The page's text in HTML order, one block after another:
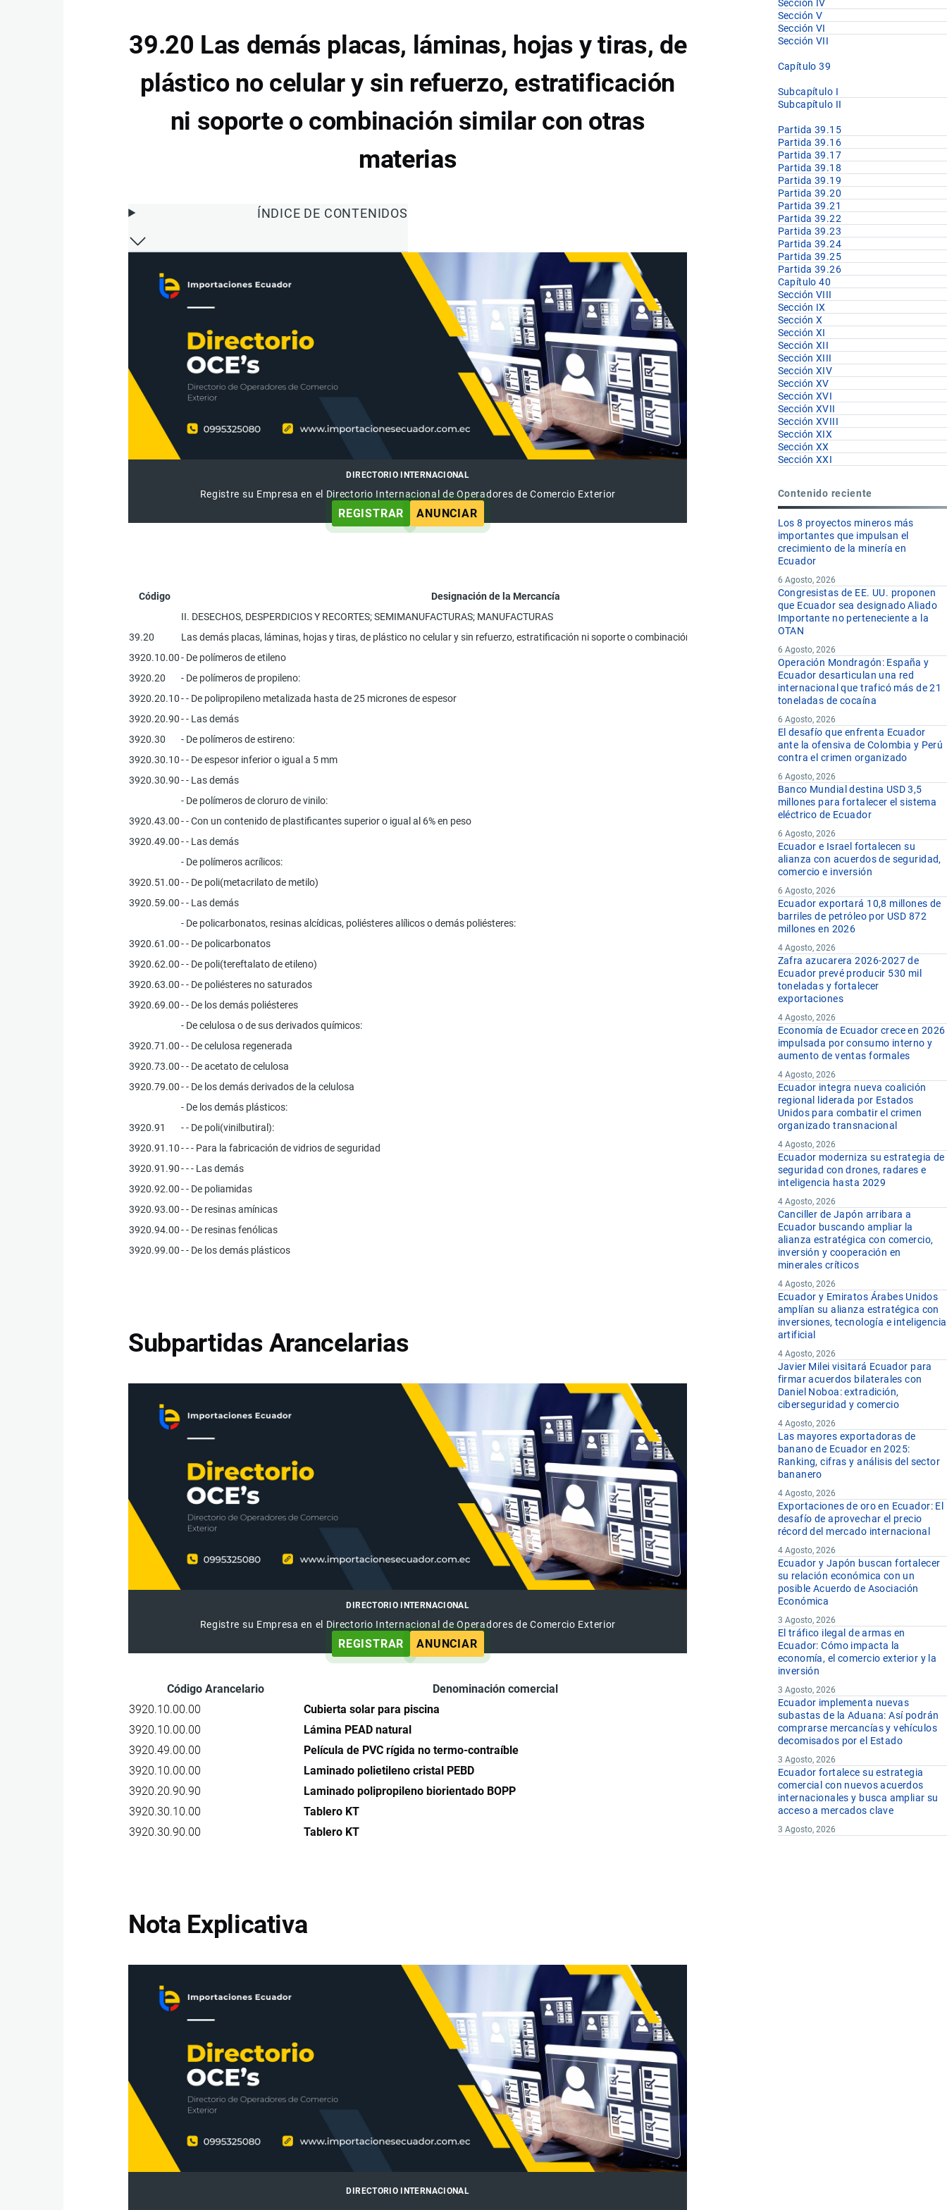
39.20 Las demás placas, láminas, hojas y tiras, de
plástico no celular y sin refuerzo, estratificación
ni soporte o combinación similar con otras
materias
ÍNDICE DE CONTENIDOS
DIRECTORIO INTERNACIONAL
Registre su Empresa en el Directorio Internacional de Operadores de Comercio Exterior
REGISTRAR ANUNCIAR
Código Designación de la Mercancía
U.F
II. DESECHOS, DESPERDICIOS Y RECORTES; SEMIMANUFACTURAS; MANUFACTURAS
39.20
Las demás placas, láminas, hojas y tiras, de plástico no celular y sin refuerzo, estratificación ni soporte o combinación similar con otras materias.
3920.10.00- De polímeros de etileno
kg
3920.20
- De polímeros de propileno:
3920.20.10- - De polipropileno metalizada hasta de 25 micrones de espesor
kg
3920.20.90- - Las demás
kg
3920.30
- De polímeros de estireno:
3920.30.10- - De espesor inferior o igual a 5 mm
kg
3920.30.90- - Las demás
kg
- De polímeros de cloruro de vinilo:
3920.43.00- - Con un contenido de plastificantes superior o igual al 6% en peso
kg
3920.49.00- - Las demás
kg
- De polímeros acrílicos:
3920.51.00- - De poli(metacrilato de metilo)
3920.59.00- - Las demás
kg
- De policarbonatos, resinas alcídicas, poliésteres alílicos o demás poliésteres:
3920.61.00- - De policarbonatos
kg
3920.62.00- - De poli(tereftalato de etileno)
kg
3920.63.00- - De poliésteres no saturados
kg
3920.69.00- - De los demás poliésteres
kg
- De celulosa o de sus derivados químicos:
3920.71.00- - De celulosa regenerada
kg
3920.73.00- - De acetato de celulosa
3920.79.00- - De los demás derivados de la celulosa
kg
- De los demás plásticos:
3920.91
- - De poli(vinilbutiral):
3920.91.10- - - Para la fabricación de vidrios de seguridad
kg
3920.91.90- - - Las demás
kg
3920.92.00- - De poliamidas
kg
3920.93.00- - De resinas amínicas
kg
3920.94.00- - De resinas fenólicas
kg
3920.99.00- - De los demás plásticos kg
Subpartidas Arancelarias
DIRECTORIO INTERNACIONAL
Registre su Empresa en el Directorio Internacional de Operadores de Comercio Exterior
REGISTRAR ANUNCIAR
Código Arancelario
Denominación comercial
3920.10.00.00
Cubierta solar para piscina
3920.10.00.00
Lámina PEAD natural
3920.49.00.00
Película de PVC rígida no termo-contraíble
3920.10.00.00
Laminado polietileno cristal PEBD
3920.20.90.90
Laminado polipropileno biorientado BOPP
3920.30.10.00
Tablero KT
3920.30.90.00
Tablero KT
Nota Explicativa
DIRECTORIO INTERNACIONAL
Sección IV
Sección V
Sección VI
Sección VII
Capítulo 39
Subcapítulo I
Subcapítulo II
Partida 39.15
Partida 39.16
Partida 39.17
Partida 39.18
Partida 39.19
Partida 39.20
Partida 39.21
Partida 39.22
Partida 39.23
Partida 39.24
Partida 39.25
Partida 39.26
Capítulo 40
Sección VIII
Sección IX
Sección X
Sección XI
Sección XII
Sección XIII
Sección XIV
Sección XV
Sección XVI
Sección XVII
Sección XVIII
Sección XIX
Sección XX
Sección XXI
Contenido reciente
Los 8 proyectos mineros más
importantes que impulsan el
crecimiento de la minería en
Ecuador
6 Agosto, 2026
Congresistas de EE. UU. proponen
que Ecuador sea designado Aliado
Importante no perteneciente a la
OTAN
6 Agosto, 2026
Operación Mondragón: España y
Ecuador desarticulan una red
internacional que traficó más de 21
toneladas de cocaína
6 Agosto, 2026
El desafío que enfrenta Ecuador
ante la ofensiva de Colombia y Perú
contra el crimen organizado
6 Agosto, 2026
Banco Mundial destina USD 3,5
millones para fortalecer el sistema
eléctrico de Ecuador
6 Agosto, 2026
Ecuador e Israel fortalecen su
alianza con acuerdos de seguridad,
comercio e inversión
6 Agosto, 2026
Ecuador exportará 10,8 millones de
barriles de petróleo por USD 872
millones en 2026
4 Agosto, 2026
Zafra azucarera 2026-2027 de
Ecuador prevé producir 530 mil
toneladas y fortalecer
exportaciones
4 Agosto, 2026
Economía de Ecuador crece en 2026
impulsada por consumo interno y
aumento de ventas formales
4 Agosto, 2026
Ecuador integra nueva coalición
regional liderada por Estados
Unidos para combatir el crimen
organizado transnacional
4 Agosto, 2026
Ecuador moderniza su estrategia de
seguridad con drones, radares e
inteligencia hasta 2029
4 Agosto, 2026
Canciller de Japón arribara a
Ecuador buscando ampliar la
alianza estratégica con comercio,
inversión y cooperación en
minerales críticos
4 Agosto, 2026
Ecuador y Emiratos Árabes Unidos
amplían su alianza estratégica con
inversiones, tecnología e inteligencia
artificial
4 Agosto, 2026
Javier Milei visitará Ecuador para
firmar acuerdos bilaterales con
Daniel Noboa: extradición,
ciberseguridad y comercio
4 Agosto, 2026
Las mayores exportadoras de
banano de Ecuador en 2025:
Ranking, cifras y análisis del sector
bananero
4 Agosto, 2026
Exportaciones de oro en Ecuador: El
desafío de aprovechar el precio
récord del mercado internacional
4 Agosto, 2026
Ecuador y Japón buscan fortalecer
su relación económica con un
posible Acuerdo de Asociación
Económica
3 Agosto, 2026
El tráfico ilegal de armas en
Ecuador: Cómo impacta la
economía, el comercio exterior y la
inversión
3 Agosto, 2026
Ecuador implementa nuevas
subastas de la Aduana: Así podrán
comprarse mercancías y vehículos
decomisados por el Estado
3 Agosto, 2026
Ecuador fortalece su estrategia
comercial con nuevos acuerdos
internacionales y busca ampliar su
acceso a mercados clave
3 Agosto, 2026